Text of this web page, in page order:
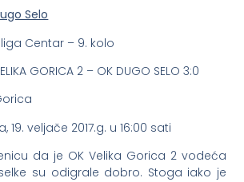
Selo
Centar – 9. kolo
GORICA 2 – OK DUGO SELO 3:0
19. veljače 2017.g. u 16:00 sati
da je OK Velika Gorica 2 vodeća
su odigrale dobro. Stoga iako je